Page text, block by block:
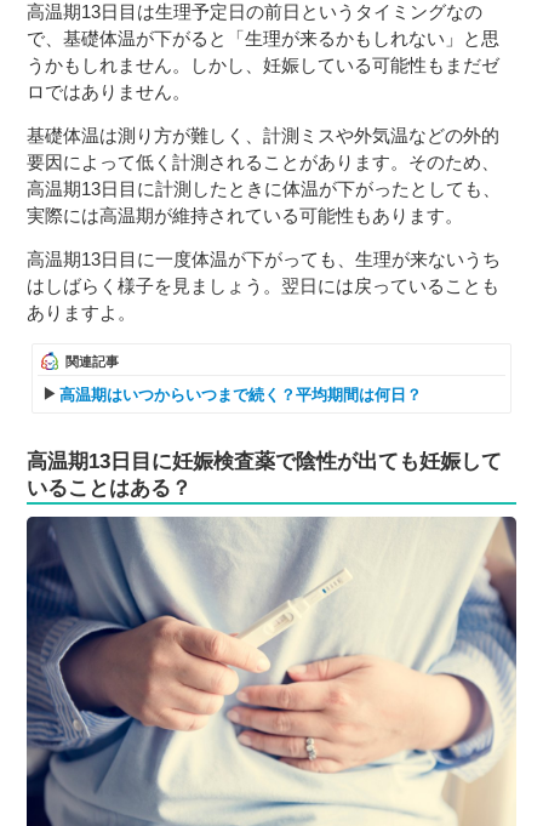
高温期13日目は生理予定日の前日というタイミングなの
で、基礎体温が下がると「生理が来るかもしれない」と思
うかもしれません。しかし、妊娠している可能性もまだゼ
ロではありません。
基礎体温は測り方が難しく、計測ミスや外気温などの外的
要因によって低く計測されることがあります。そのため、
高温期13日目に計測したときに体温が下がったとしても、
実際には高温期が維持されている可能性もあります。
高温期13日目に一度体温が下がっても、生理が来ないうち
はしばらく様子を見ましょう。翌日には戻っていることも
ありますよ。
関連記事
高温期はいつからいつまで続く？平均期間は何日？
高温期13日目に妊娠検査薬で陰性が出ても妊娠して
いることはある？